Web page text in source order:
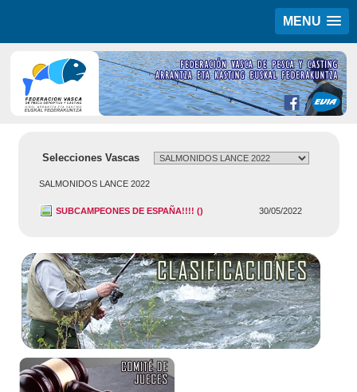
MENU
Selecciones Vascas
SALMONIDOS LANCE 2022
SUBCAMPEONES DE ESPAÑA!!!! () 30/05/2022